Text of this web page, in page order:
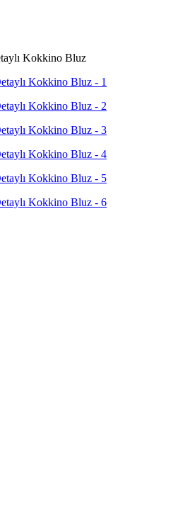
Kokkino Bluz